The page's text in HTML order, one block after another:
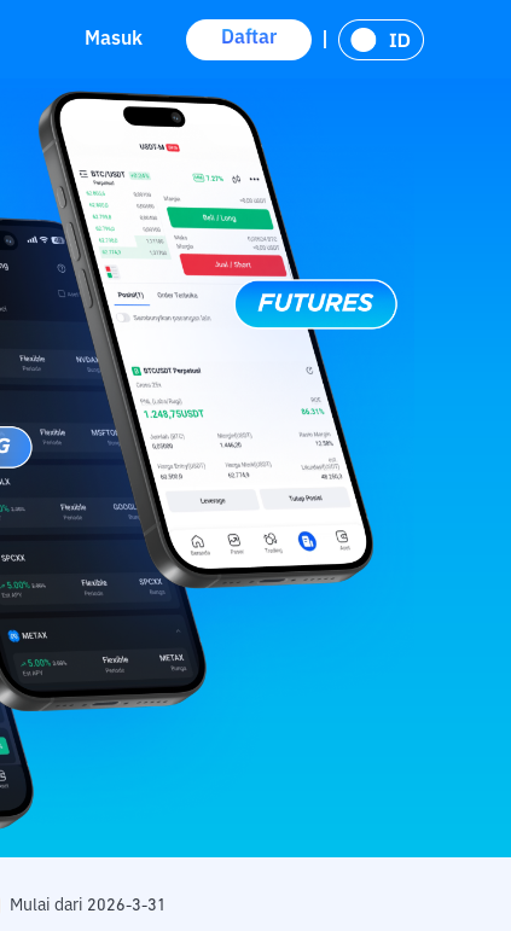
Masuk Daftar
Mulai dari 2026-3-31